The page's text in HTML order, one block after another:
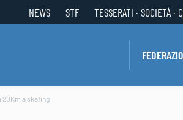
NEWS STF TESSERATI · SOCIETÀ ·
20Km a skating